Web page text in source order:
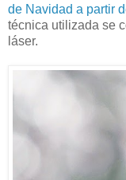
de Navidad a partir
técnica utilizada se
láser.